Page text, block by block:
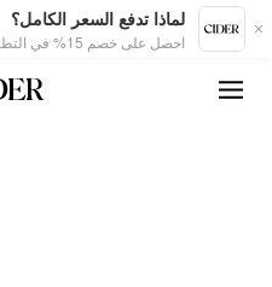
لماذا تدفع السعر الكامل؟
احصل على خصم 15% في التطبيق